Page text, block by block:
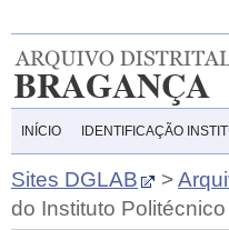
INÍCIO IDENTIFICAÇÃO
Sites DGLAB >
do Instituto